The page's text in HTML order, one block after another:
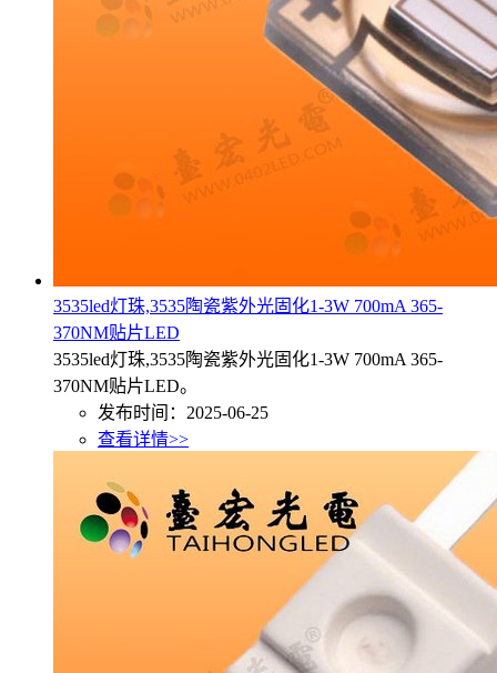
3535led灯珠,3535陶瓷紫外光固化1-3W 700mA 365-
370NM贴片LED
3535led灯珠,3535陶瓷紫外光固化1-3W 700mA 365-
370NM贴片LED。
发布时间：2025-06-25
查看详情>>